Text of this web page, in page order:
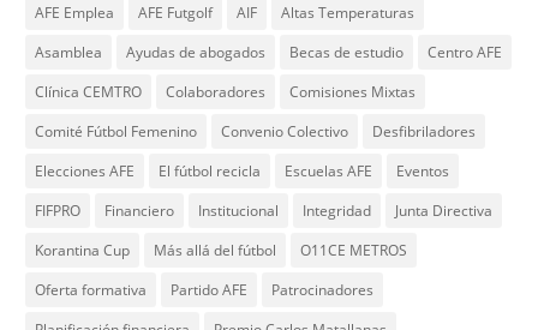
AFE Emplea AFE Futgolf AIF
Altas Temperaturas
Asamblea
Ayudas de abogados Becas de estudio
Centro AFE
Clínica CEMTRO
Colaboradores
Comisiones Mixtas
Comité Fútbol Femenino
Convenio Colectivo
Desfibriladores
Elecciones AFE
El fútbol recicla Escuelas AFE
Eventos
FIFPRO
Financiero Institucional Integridad
Junta Directiva
Korantina Cup
Más allá del fútbol
O11CE METROS
Oferta formativa
Partido AFE
Patrocinadores